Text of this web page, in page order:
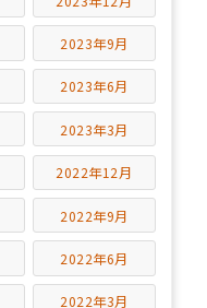
2023年9月
2023年6月
2023年3月
2022年12月
2022年9月
2022年6月
2022年3月